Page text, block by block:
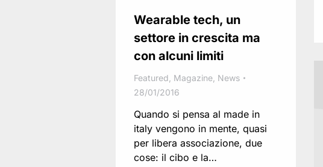
Wearable tech, un
settore in crescita ma
con alcuni limiti
Featured Magazine News
28/01/2016
Quando si pensa al made in
italy vengono in mente, quasi
per libera associazione, due
cose: il cibo e la…